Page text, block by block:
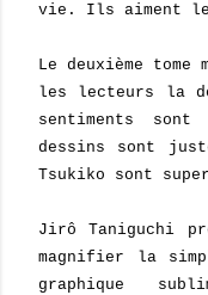
vie. Ils aiment le
Le deuxième tome
les lecteurs la
sentiments
dessins sont
Tsukiko sont
Jirô Taniguchi
magnifier la
graphique